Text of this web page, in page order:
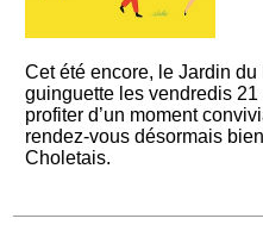
Cet été encore, le Jardin
guinguette les vendredis
profiter d’un moment
rendez-vous désormais
Choletais.